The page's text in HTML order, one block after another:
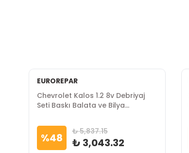
EUROREPAR
Chevrolet Kalos 1.2 8v Debriyaj
Seti Baskı Balata ve Bilya
%48 ₺ 5,837.15
₺ 3,043.32